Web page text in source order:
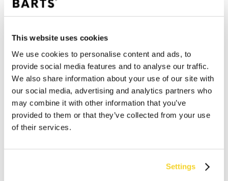
This website uses cookies
We use cookies to personalise content and ads, to
provide social media features and to analyse our traffic.
We also share information about your use of our site with
our social media, advertising and analytics partners who
may combine it with other information that you’ve
provided to them or that they’ve collected from your use
of their services.
Settings
KLEUR black
IN WINKELWAGEN
Bestellingen die op werkdagen vóór 12:00 uur
worden geplaatst, worden dezelfde dag verzonden
Gratis verzending voor orders boven € 50,- binnen
NL
Binnen 30 dagen retourneren